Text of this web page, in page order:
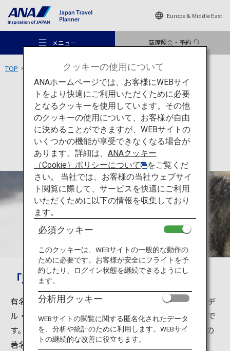
Europe & Middle East
メニュー 空席照会・予約
おすすめの旅
旅のアイデア
行き先
旅のお役立ち情報
ANA サービス
TOP 秋田犬会館
アクティビティ 秋田
秋田犬会館
「忠犬ハチ公像」のモデル・秋田犬
有名な渋谷駅前の観光スポット「忠犬ハチ公像」のモデ
ル・ハチ公は、秋田県生まれの秋田犬（あきたいぬ）で
す。この秋田犬は海外での人気も高く、請われて世界の
著名人にも迎えられています。
クッキーの使用について
ANAホームページでは、お客様にWEBサイ
トをより快適にご利用いただくために必要
となるクッキーを使用しています。その他
のクッキーの使用について、お客様が自由
に決めることができますが、WEBサイトの
いくつかの機能が享受できなくなる場合が
あります。詳細は、 ANAクッキー
（Cookie）ポリシーについて
をご覧くだ
さい。 当社では、お客様の当社ウェブサイ
ト閲覧に際して、サービスを快適にご利用
いただくために以下の情報を収集しており
ます。
必須クッキー
このクッキーは、WEBサイトの一般的な動作の
ために必要です。お客様が安全にフライトを予
約したり、ログイン状態を継続できるようにし
ます。
分析用クッキー
WEBサイトの閲覧に関する匿名化されたデータ
を、分析や統計のために利用します。WEBサイ
トの継続的な改善に役立ちます。